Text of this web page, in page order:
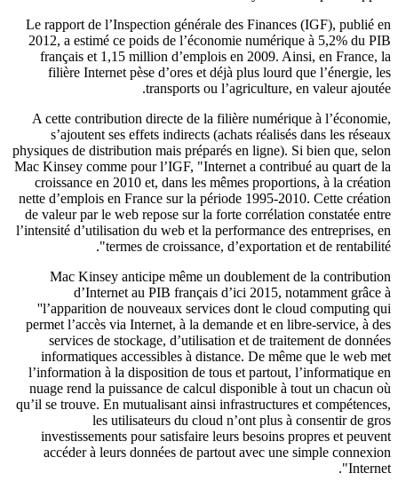
Le rapport de l’Inspection générale des Finances (IGF), publié
2012, a estimé ce poids de l’économie numérique à 5,2% du
français et 1,15 million d’emplois en 2009. Ainsi, en
filière Internet pèse d’ores et déjà plus lourd que l’énergie,
transports ou l’agriculture, en valeur
A cette contribution directe de la filière numérique à
s’ajoutent ses effets indirects (achats réalisés dans les
physiques de distribution mais préparés en ligne). Si bien que,
Mac Kinsey comme pour l’IGF, "Internet a contribué au quart
croissance en 2010 et, dans les mêmes proportions, à la
nette d’emplois en France sur la période 1995-2010. Cette
de valeur par le web repose sur la forte corrélation constatée
l’intensité d’utilisation du web et la performance des entreprises,
termes de croissance, d’exportation et de
Mac Kinsey anticipe même un doublement de la
d’Internet au PIB français d’ici 2015, notamment
''l’apparition de nouveaux services dont le cloud computing
permet l’accès via Internet, à la demande et en libre-service, à
services de stockage, d’utilisation et de traitement de
informatiques accessibles à distance. De même que le web
l’information à la disposition de tous et partout, l’informatique
nuage rend la puissance de calcul disponible à tout un chacun
qu’il se trouve. En mutualisant ainsi infrastructures et
les utilisateurs du cloud n’ont plus à consentir de
investissements pour satisfaire leurs besoins propres et
accéder à leurs données de partout avec une simple